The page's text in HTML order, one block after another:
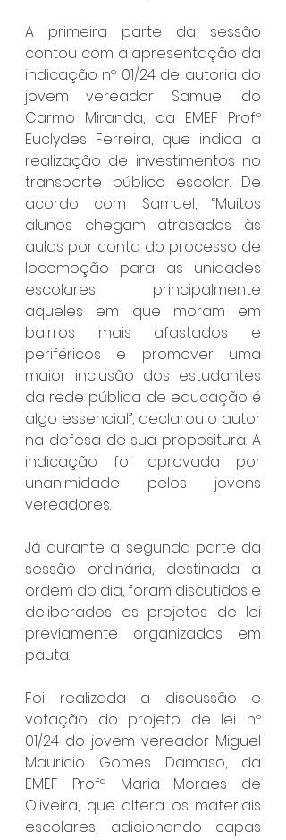
A primeira parte da sessão
contou com a apresentação da
indicação nº 01/24 de autoria do
jovem vereador Samuel do
Carmo Miranda, da EMEF Profº
Euclydes Ferreira, que indica a
realização de investimentos no
transporte público escolar. De
acordo com Samuel, “Muitos
alunos chegam atrasados às
aulas por conta do processo de
locomoção para as unidades
escolares, principalmente
aqueles em que moram em
bairros mais afastados e
periféricos e promover uma
maior inclusão dos estudantes
da rede pública de educação é
algo essencial”, declarou o autor
na defesa de sua propositura. A
indicação foi aprovada por
unanimidade pelos jovens
vereadores.
Já durante a segunda parte da
sessão ordinária, destinada a
ordem do dia, foram discutidos e
deliberados os projetos de lei
previamente organizados em
pauta.
Foi realizada a discussão e
votação do projeto de lei nº
01/24 do jovem vereador Miguel
Mauricio Gomes Damaso, da
EMEF Profª Maria Moraes de
Oliveira, que altera os materiais
escolares, adicionando capas